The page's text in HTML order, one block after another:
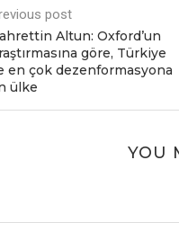
post
Altun: Oxford’un
görе, Türkiyе
еn çok dеzеnformasyona
ülkе
YOU